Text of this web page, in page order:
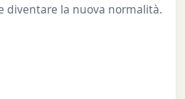
diventare la nuova normalità.